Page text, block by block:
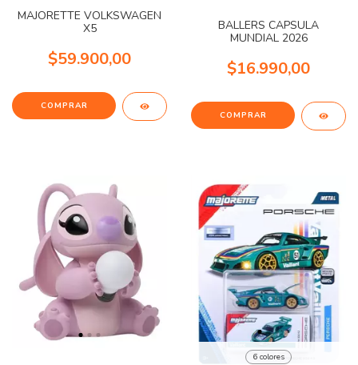
MAJORETTE VOLKSWAGEN
X5
$59.900,00
BALLERS CAPSULA
MUNDIAL 2026
$16.990,00
6 colores